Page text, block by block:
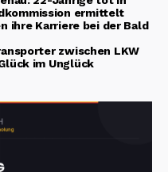
ermittelt
ihre Karriere bei der Bald
zwischen LKW
im Unglück